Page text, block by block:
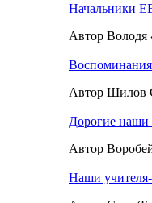
Начальники
Автор Володя
Автор Шилов
Дорогие наши
Автор
Наши